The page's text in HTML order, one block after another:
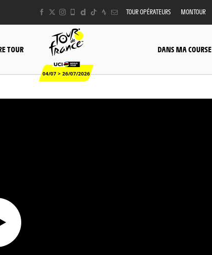
TOUR OPÉRATEURS MONTOUR
TOUR
04/07 > 26/07/2026
DANS MA COURSE